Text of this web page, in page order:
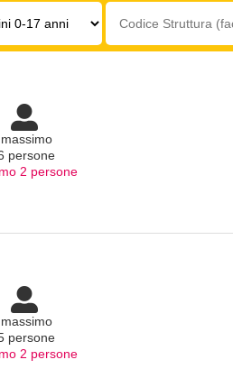
Codice
struttura:
massimo
persone
2 persone
massimo
persone
2 persone